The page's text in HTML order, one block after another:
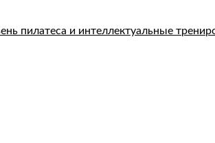
пилатеса и интеллектуальные